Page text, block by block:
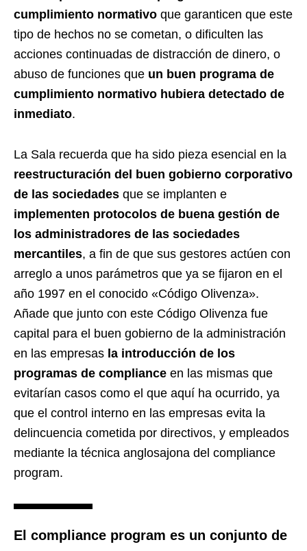
cumplimiento normativo que garanticen que este
tipo de hechos no se cometan, o dificulten las
acciones continuadas de distracción de dinero, o
abuso de funciones que un buen programa de
cumplimiento normativo hubiera detectado de
inmediato.
La Sala recuerda que ha sido pieza esencial en la
reestructuración del buen gobierno corporativo
de las sociedades que se implanten e
implementen protocolos de buena gestión de
los administradores de las sociedades
mercantiles, a fin de que sus gestores actúen con
arreglo a unos parámetros que ya se fijaron en el
año 1997 en el conocido «Código Olivenza».
Añade que junto con este Código Olivenza fue
capital para el buen gobierno de la administración
en las empresas la introducción de los
programas de compliance en las mismas que
evitarían casos como el que aquí ha ocurrido, ya
que el control interno en las empresas evita la
delincuencia cometida por directivos, y empleados
mediante la técnica anglosajona del compliance
program.
El compliance program es un conjunto de